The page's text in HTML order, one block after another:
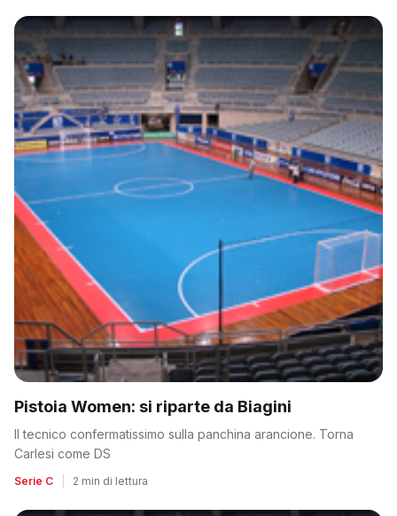
Pistoia Women: si riparte da Biagini
Il tecnico confermatissimo sulla panchina arancione. Torna
Carlesi come DS
Serie C 2 min di lettura